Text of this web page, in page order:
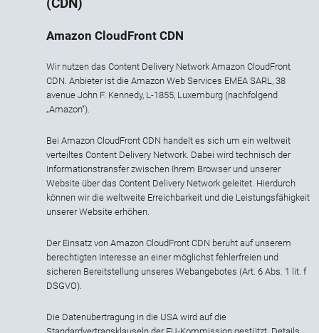
Amazon CloudFront CDN
Wir nutzen das Content Delivery Network Amazon CloudFront
CDN. Anbieter ist die Amazon Web Services EMEA SARL, 38
avenue John F. Kennedy, L-1855, Luxemburg (nachfolgend
„Amazon“).
Bei Amazon CloudFront CDN handelt es sich um ein weltweit
verteiltes Content Delivery Network. Dabei wird technisch der
Informationstransfer zwischen Ihrem Browser und unserer
Website über das Content Delivery Network geleitet. Hierdurch
können wir die weltweite Erreichbarkeit und die Leistungsfähigkeit
unserer Website erhöhen.
Der Einsatz von Amazon CloudFront CDN beruht auf unserem
berechtigten Interesse an einer möglichst fehlerfreien und
sicheren Bereitstellung unseres Webangebotes (Art. 6 Abs. 1 lit. f
DSGVO).
Die Datenübertragung in die USA wird auf die